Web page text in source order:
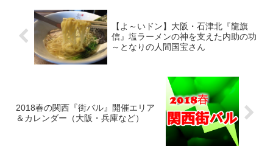
【よ～いドン】大阪・石津北『龍旗
信』塩ラーメンの神を支えた内助の功
～となりの人間国宝さん
2018春の関西『街バル』開催エリア
＆カレンダー（大阪・兵庫など）